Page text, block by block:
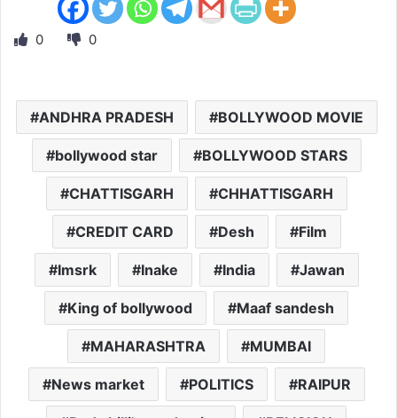
0 0
ANDHRA PRADESH BOLLYWOOD MOVIE
bollywood star BOLLYWOOD STARS
CHATTISGARH CHHATTISGARH
CREDIT CARD Desh Film
Imsrk Inake India Jawan
King of bollywood Maaf sandesh
MAHARASHTRA MUMBAI
News market POLITICS RAIPUR